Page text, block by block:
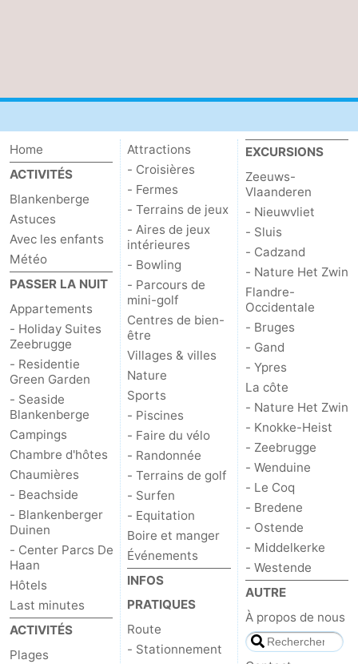
Home
ACTIVITÉS
Blankenberge
Astuces
Avec les enfants
Météo
PASSER LA NUIT
Appartements
- Holiday Suites
Zeebrugge
- Residentie
Green Garden
- Seaside
Blankenberge
Campings
Chambre d'hôtes
Chaumières
- Beachside
- Blankenberger
Duinen
- Center Parcs De
Haan
Hôtels
Last minutes
ACTIVITÉS
Plages
Attractions
- Croisières
- Fermes
- Terrains de jeux
- Aires de jeux
intérieures
- Bowling
- Parcours de
mini-golf
Centres de bien-
être
Villages & villes
Nature
Sports
- Piscines
- Faire du vélo
- Randonnée
- Terrains de golf
- Surfen
- Equitation
Boire et manger
Événements
INFOS
PRATIQUES
Route
- Stationnement
EXCURSIONS
Zeeuws-
Vlaanderen
- Nieuwvliet
- Sluis
- Cadzand
- Nature Het Zwin
Flandre-
Occidentale
- Bruges
- Gand
- Ypres
La côte
- Nature Het Zwin
- Knokke-Heist
- Zeebrugge
- Wenduine
- Le Coq
- Bredene
- Ostende
- Middelkerke
- Westende
AUTRE
À propos de nous